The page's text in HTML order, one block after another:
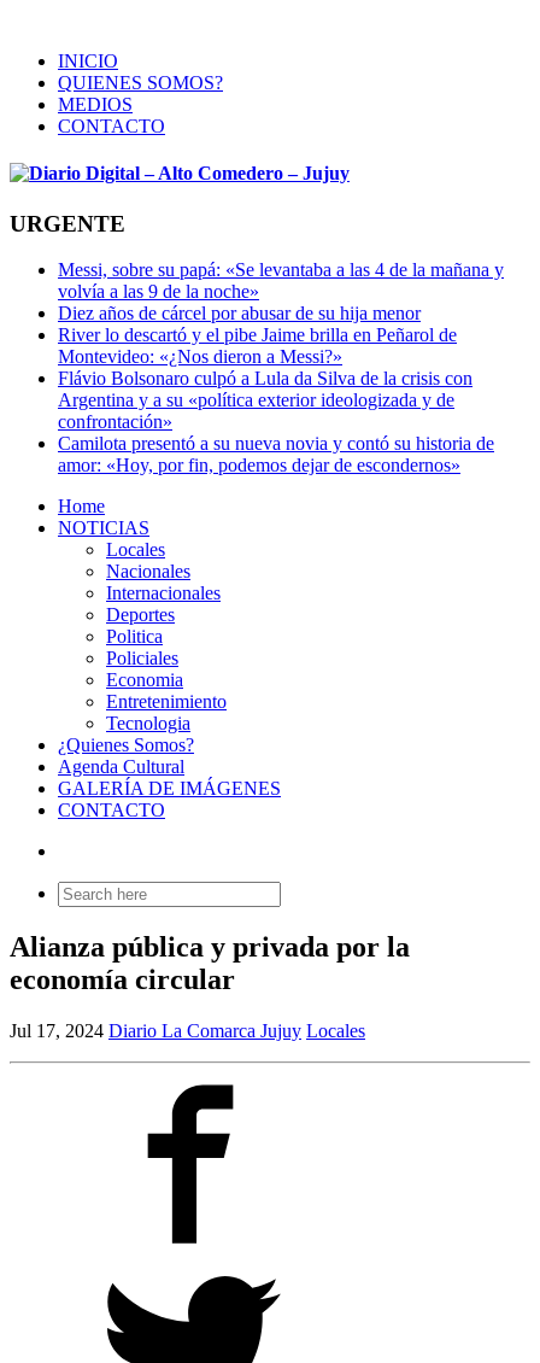
INICIO
QUIENES SOMOS?
MEDIOS
CONTACTO
URGENTE
Messi, sobre su papá: «Se levantaba a las 4 de la mañana y
volvía a las 9 de la noche»
Diez años de cárcel por abusar de su hija menor
River lo descartó y el pibe Jaime brilla en Peñarol de
Montevideo: «¿Nos dieron a Messi?»
Flávio Bolsonaro culpó a Lula da Silva de la crisis con
Argentina y a su «política exterior ideologizada y de
confrontación»
Camilota presentó a su nueva novia y contó su historia de
amor: «Hoy, por fin, podemos dejar de escondernos»
Home
NOTICIAS
Locales
Nacionales
Internacionales
Deportes
Politica
Policiales
Economia
Entretenimiento
Tecnologia
¿Quienes Somos?
Agenda Cultural
GALERÍA DE IMÁGENES
CONTACTO
Search
for:
Alianza pública y privada por la
economía circular
Jul 17, 2024 Diario La Comarca Jujuy Locales